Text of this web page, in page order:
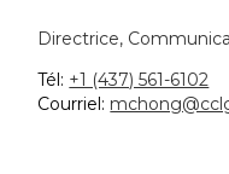
Directrice,
Tél: +1 (437) 561-6102
Courriel: